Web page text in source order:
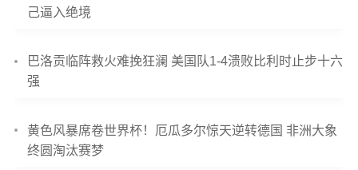
己逼入绝境
巴洛贡临阵救火难挽狂澜 美国队1-4溃败比利时止步十六
强
黄色风暴席卷世界杯！厄瓜多尔惊天逆转德国 非洲大象
终圆淘汰赛梦